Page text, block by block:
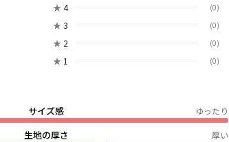
★ 4 (0)
★ 3 (0)
★ 2 (0)
★ 1 (0)
サイズ感 ゆったり
生地の厚さ 厚い